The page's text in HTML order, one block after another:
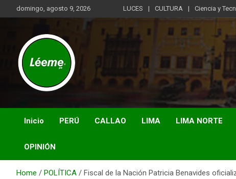
to
domingo, agosto 9, 2026 LUCES CULTURA Ciencia y
Léeme.pe
Noticias de actualidad del mundo distrital, vecinal, municipal y
de negocios a nivel de Lima Metropolitana, sin descuidar las
noticias de alcance nacional.
Inicio PERÚ CALLAO LIMA LIMA NORTE
OPINIÓN
Home POLÍTICA Fiscal de la Nación Patricia Benavides